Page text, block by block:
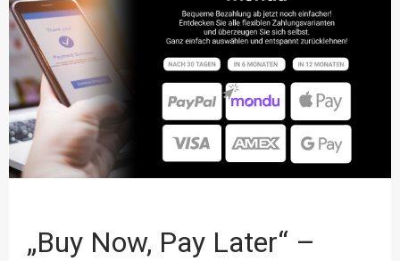
„Buy Now, Pay Later“ –